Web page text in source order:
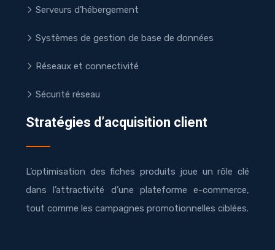
Serveurs d’hébergement
Systèmes de gestion de base de données
Réseaux et connectivité
Sécurité réseau
Stratégies d’acquisition client
L’optimisation des fiches produits joue un rôle clé
dans l’attractivité d’une plateforme e-commerce,
tout comme les campagnes promotionnelles ciblées.